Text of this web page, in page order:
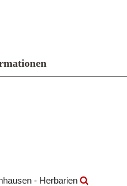
- Herbarien